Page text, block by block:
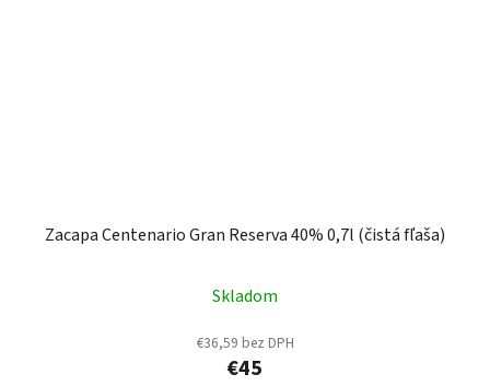
Zacapa Centenario Gran Reserva 40% 0,7l (čistá fľaša)
Skladom
€36,59 bez DPH
€45